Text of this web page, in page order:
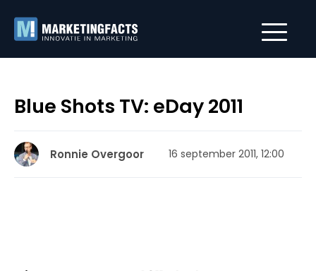
Blue Shots TV: eDay 2011
Ronnie Overgoor 16 september 2011, 12:00